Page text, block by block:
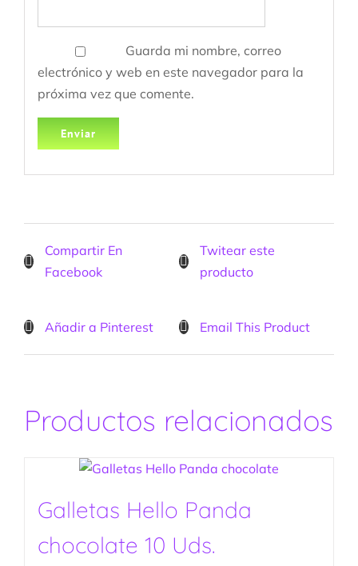
Guarda mi nombre, correo
electrónico y web en este navegador para la
próxima vez que comente.
Compartir En
Facebook
Twitear este
producto
Añadir a Pinterest Email This Product
Productos relacionados
Galletas Hello Panda
chocolate 10 Uds.